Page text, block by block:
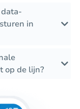
in
op de lijn?